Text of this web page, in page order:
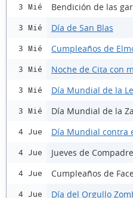
3 Mié Bendición de las
3 Mié Día de San Blas
3 Mié Cumpleaños de
3 Mié Noche de Cita con
3 Mié Día Mundial de la
3 Mié Día Mundial de la
4 Jue Día Mundial contra
4 Jue Jueves de
4 Jue Cumpleaños de
4 Jue Día del Orgullo